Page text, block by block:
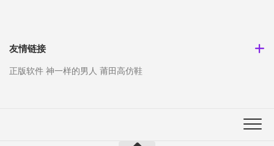
友情链接
正版软件 神一样的男人 莆田高仿鞋